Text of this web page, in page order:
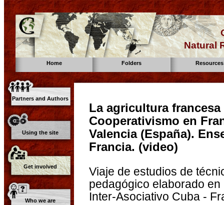
Natural
Home Folders Resources
Partners and Authors
Using the site
Get involved
Who we are
La agricultura
Cooperativismo en
Valencia (España).
Francia. (video)
Viaje de estudios de
pedagógico elaborado
Inter-Asociativo Cuba -